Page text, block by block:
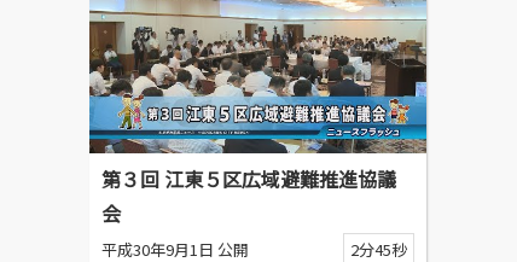
第３回 江東５区広域避難推進協議
会
平成30年9月1日 公開 2分45秒